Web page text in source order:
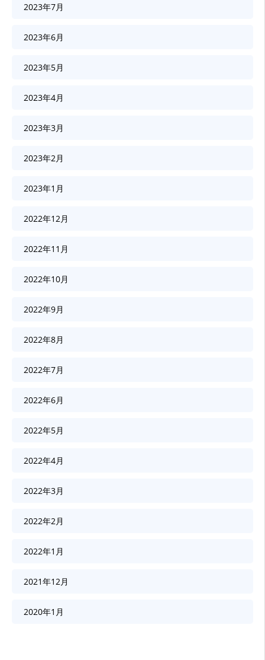
2023年7月
2023年6月
2023年5月
2023年4月
2023年3月
2023年2月
2023年1月
2022年12月
2022年11月
2022年10月
2022年9月
2022年8月
2022年7月
2022年6月
2022年5月
2022年4月
2022年3月
2022年2月
2022年1月
2021年12月
2020年1月